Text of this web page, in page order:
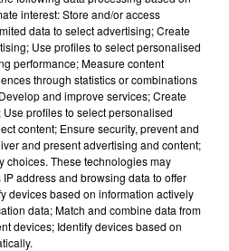
Lion Vierge
Scorpion Sagittaire
interest: Store and/or access
data to select advertising; Create
Use profiles to select personalised
performance; Measure content
through statistics or combinations
and improve services; Create
profiles to select personalised
content; Ensure security, prevent and
and present advertising and content;
choices. These technologies may
address and browsing data to offer
devices based on information actively
data; Match and combine data from
devices; Identify devices based on